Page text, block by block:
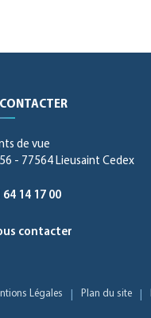
de vue
- 77564 Lieusaint Cedex
64 14 17 00
contacter
Légales Plan du site